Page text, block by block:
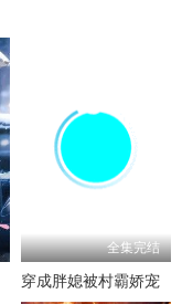
全集完结
穿成胖媳被村霸娇宠